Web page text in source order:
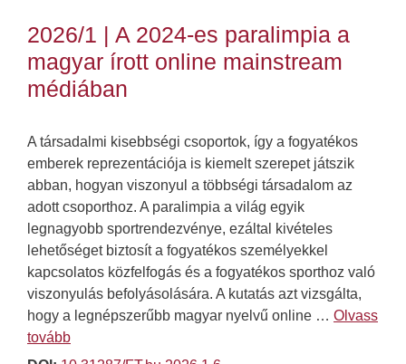
2026/1 | A 2024-es paralimpia a
magyar írott online mainstream
médiában
A társadalmi kisebbségi csoportok, így a fogyatékos
emberek reprezentációja is kiemelt szerepet játszik
abban, hogyan viszonyul a többségi társadalom az
adott csoporthoz. A paralimpia a világ egyik
legnagyobb sportrendezvénye, ezáltal kivételes
lehetőséget biztosít a fogyatékos személyekkel
kapcsolatos közfelfogás és a fogyatékos sporthoz való
viszonyulás befolyásolására. A kutatás azt vizsgálta,
hogy a legnépszerűbb magyar nyelvű online … Olvass
tovább